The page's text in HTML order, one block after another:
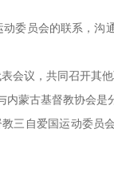
动委员会的联系，
会议，共同召开其
内蒙古基督教协会
三自爱国运动委员